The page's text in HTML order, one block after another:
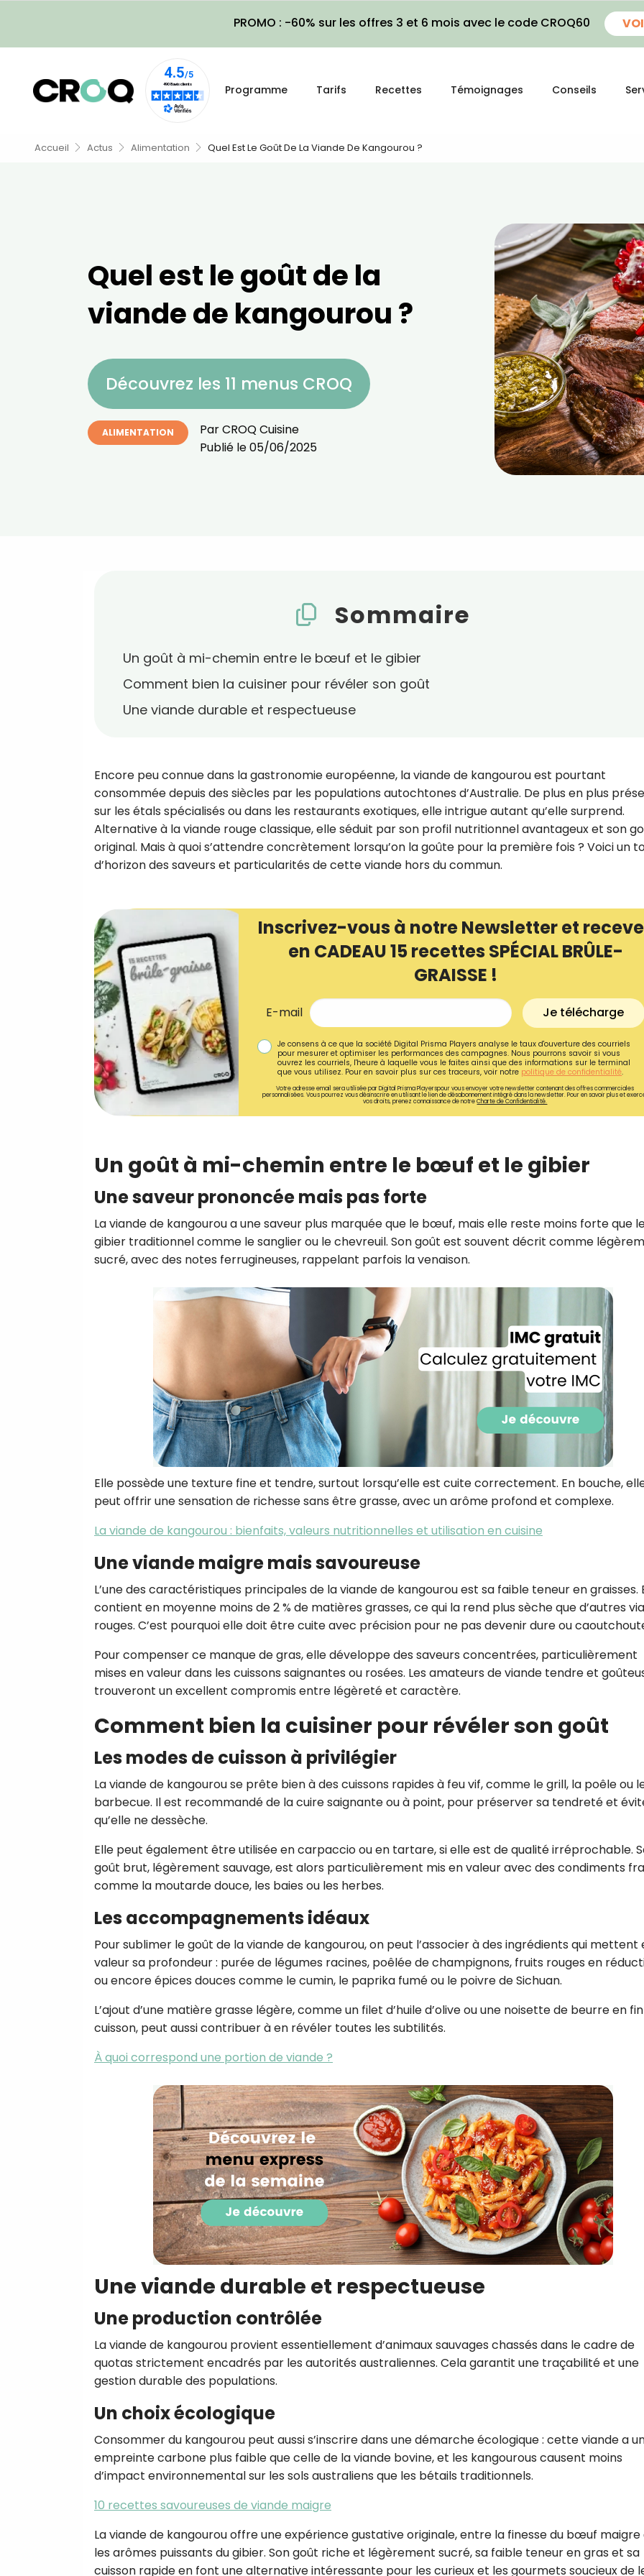
PROMO : -60% sur les offres 3 et 6 mois avec le code CROQ60
Programme Tarifs Recettes Témoignages Conseils
Accueil Actus Alimentation Quel Est Le Goût De La Viande De Kangourou ?
Quel est le goût de la
viande de kangourou ?
Découvrez les 11 menus CROQ
ALIMENTATION ParCROQ Cuisine
Publié le05/06/2025
Sommaire
Un goût à mi-chemin entre le bœuf et le gibier
Comment bien la cuisiner pour révéler son goût
Une viande durable et respectueuse
Encore peu connue dans la gastronomie européenne, la viande de kangourou est pourtant
consommée depuis des siècles par les populations autochtones d’Australie. De plus en plus
sur les étals spécialisés ou dans les restaurants exotiques, elle intrigue autant qu’elle surprend.
Alternative à la viande rouge classique, elle séduit par son profil nutritionnel avantageux et son
original. Mais à quoi s’attendre concrètement lorsqu’on la goûte pour la première fois ? Voici un
d’horizon des saveurs et particularités de cette viande hors du commun.
Inscrivez-vous à notre Newsletter et
en CADEAU 15 recettes SPÉCIAL BRÛLE-
GRAISSE !
E-mail Je télécharge
Je consens à ce que la société Digital Prisma Players analyse le taux d'ouverture des courriels
pour mesurer et optimiser les performances des campagnes. Nous pourrons savoir si vous
ouvrez les courriels, l'heure à laquelle vous le faites ainsi que des informations sur le terminal
que vous utilisez. Pour en savoir plus sur ces traceurs, voir notre politique de confidentialité.
Votre adresse email sera utilisée par Digital Prisma Playerspour vous envoyer votre newsletter contenant des offres commerciales
personnalisées. Vous pourrez vous désinscrire en utilisant le lien de désabonnement intégré dans la newsletter. Pour en savoir plus et
vos droits, prenez connaissance de notreCharte de Confidentialité.
Un goût à mi-chemin entre le bœuf et le gibier
Une saveur prononcée mais pas forte
La viande de kangourou a une saveur plus marquée que le bœuf, mais elle reste moins forte que
gibier traditionnel comme le sanglier ou le chevreuil. Son goût est souvent décrit comme
sucré, avec des notes ferrugineuses, rappelant parfois la venaison.
Elle possède une texture fine et tendre, surtout lorsqu’elle est cuite correctement. En bouche,
peut offrir une sensation de richesse sans être grasse, avec un arôme profond et complexe.
La viande de kangourou : bienfaits, valeurs nutritionnelles et utilisation en cuisine
Une viande maigre mais savoureuse
L’une des caractéristiques principales de la viande de kangourou est sa faible teneur en graisses.
contient en moyenne moins de 2 % de matières grasses, ce qui la rend plus sèche que d’autres
rouges. C’est pourquoi elle doit être cuite avec précision pour ne pas devenir dure ou
Pour compenser ce manque de gras, elle développe des saveurs concentrées, particulièrement
mises en valeur dans les cuissons saignantes ou rosées. Les amateurs de viande tendre et
trouveront un excellent compromis entre légèreté et caractère.
Comment bien la cuisiner pour révéler son goût
Les modes de cuisson à privilégier
La viande de kangourou se prête bien à des cuissons rapides à feu vif, comme le grill, la poêle ou
barbecue. Il est recommandé de la cuire saignante ou à point, pour préserver sa tendreté et
qu’elle ne dessèche.
Elle peut également être utilisée en carpaccio ou en tartare, si elle est de qualité irréprochable.
goût brut, légèrement sauvage, est alors particulièrement mis en valeur avec des condiments
comme la moutarde douce, les baies ou les herbes.
Les accompagnements idéaux
Pour sublimer le goût de la viande de kangourou, on peut l’associer à des ingrédients qui mettent
valeur sa profondeur : purée de légumes racines, poêlée de champignons, fruits rouges en
ou encore épices douces comme le cumin, le paprika fumé ou le poivre de Sichuan.
L’ajout d’une matière grasse légère, comme un filet d’huile d’olive ou une noisette de beurre en
cuisson, peut aussi contribuer à en révéler toutes les subtilités.
À quoi correspond une portion de viande ?
Une viande durable et respectueuse
Une production contrôlée
La viande de kangourou provient essentiellement d’animaux sauvages chassés dans le cadre de
quotas strictement encadrés par les autorités australiennes. Cela garantit une traçabilité et une
gestion durable des populations.
Un choix écologique
Consommer du kangourou peut aussi s’inscrire dans une démarche écologique : cette viande a
empreinte carbone plus faible que celle de la viande bovine, et les kangourous causent moins
d’impact environnemental sur les sols australiens que les bétails traditionnels.
10 recettes savoureuses de viande maigre
La viande de kangourou offre une expérience gustative originale, entre la finesse du bœuf maigre
les arômes puissants du gibier. Son goût riche et légèrement sucré, sa faible teneur en gras et sa
cuisson rapide en font une alternative intéressante pour les curieux et les gourmets soucieux de
recettes inédites de
!
Je consens à ce que la société
Prisma Players analyse le taux
des courriels pour mesurer et
performances des campagnes.
pourrons savoir si vous ouvrez les
l'heure à laquelle vous le faites ainsi
des informations sur le terminal que
utilisez. Pour en savoir plus sur ces
voir notrepolitique de confidentialité
Je reçois mon cadeau !